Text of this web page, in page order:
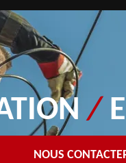
/
NOUS